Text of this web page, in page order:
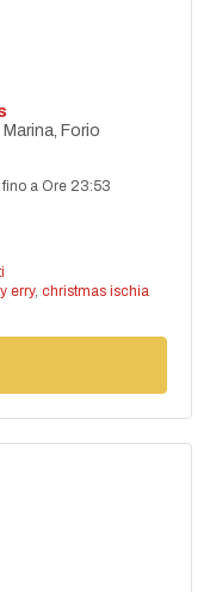
Forio
fino a Ore 23:53
erry, christmas ischia